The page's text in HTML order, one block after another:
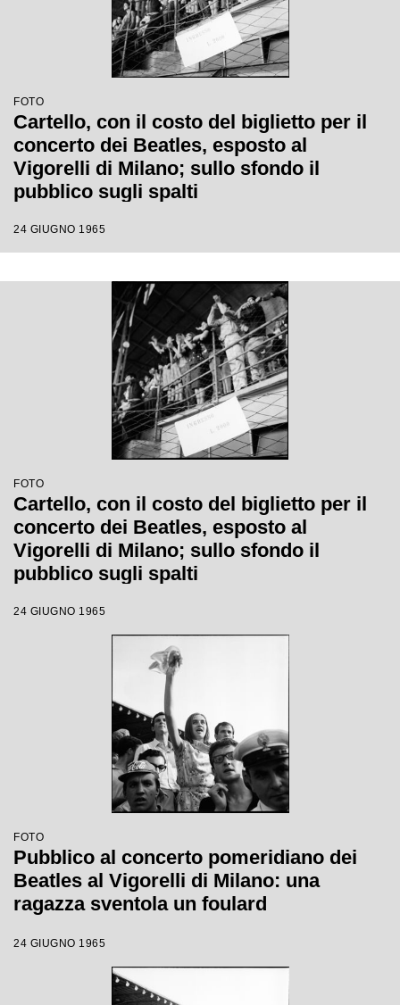
FOTO
Cartello, con il costo del biglietto per il
concerto dei Beatles, esposto al
Vigorelli di Milano; sullo sfondo il
pubblico sugli spalti
24 GIUGNO 1965
FOTO
Cartello, con il costo del biglietto per il
concerto dei Beatles, esposto al
Vigorelli di Milano; sullo sfondo il
pubblico sugli spalti
24 GIUGNO 1965
FOTO
Pubblico al concerto pomeridiano dei
Beatles al Vigorelli di Milano: una
ragazza sventola un foulard
24 GIUGNO 1965